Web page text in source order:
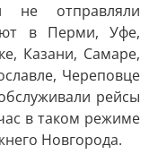
не отправляли
в Перми, Уфе,
Казани, Самаре,
Череповце
рейсы
в таком режиме
Новгорода.